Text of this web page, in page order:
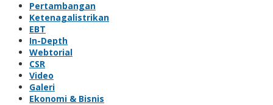
Pertambangan
Ketenagalistrikan
EBT
In-Depth
Webtorial
CSR
Video
Galeri
Ekonomi & Bisnis